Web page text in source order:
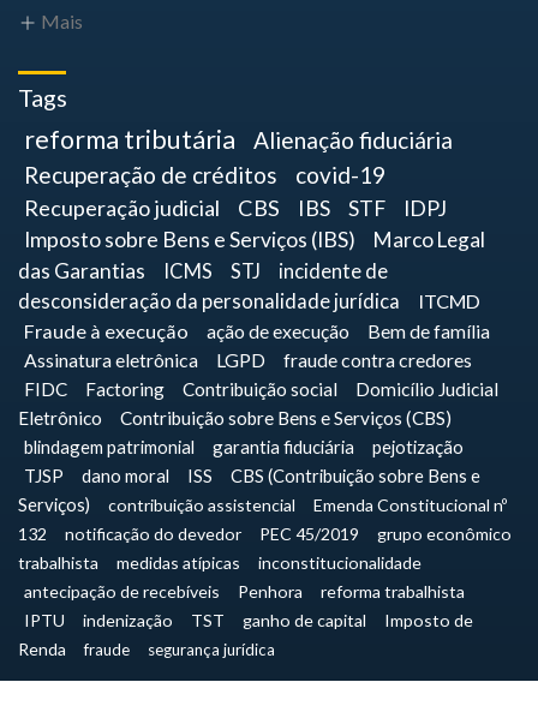
Mais
Tags
reforma tributária
Alienação fiduciária
Recuperação de créditos
covid-19
Recuperação judicial CBS IBS STF
IDPJ
Imposto sobre Bens e Serviços (IBS)
Marco Legal
das Garantias
ICMS STJ
incidente de
desconsideração da personalidade jurídica
ITCMD
Fraude à execução
ação de execução
Bem de família
Assinatura eletrônica
LGPD fraude contra credores
FIDC Factoring Contribuição social
Domicílio Judicial
Eletrônico
Contribuição sobre Bens e Serviços (CBS)
blindagem patrimonial
garantia fiduciária
pejotização
TJSP
dano moral ISS
CBS (Contribuição sobre Bens e
Serviços)
contribuição assistencial
Emenda Constitucional nº
132
notificação do devedor PEC 45/2019
grupo econômico
trabalhista
medidas atípicas
inconstitucionalidade
antecipação de recebíveis
Penhora
reforma trabalhista
IPTU
indenização TST ganho de capital
Imposto de
Renda
fraude segurança jurídica